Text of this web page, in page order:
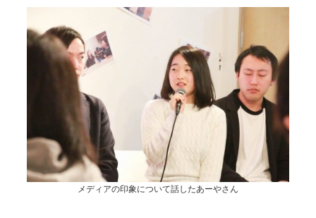
メディアの印象について話したあーやさん